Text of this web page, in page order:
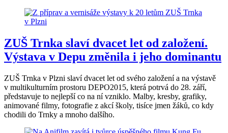
ZUŠ Trnka slaví dvacet let od založení.
Výstava v Depu změnila i jeho dominantu
ZUŠ Trnka v Plzni slaví dvacet let od svého založení a na výstavě
v multikulturním prostoru DEPO2015, která potrvá do 28. září,
představuje to nejlepší co na ní vzniklo. Malby, kresby, grafiky,
animované filmy, fotografie z akcí školy, tisíce jmen žáků, co kdy
chodili do Trnky a mnoho dalšího.